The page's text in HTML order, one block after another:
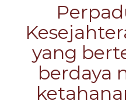
yang
berdaya